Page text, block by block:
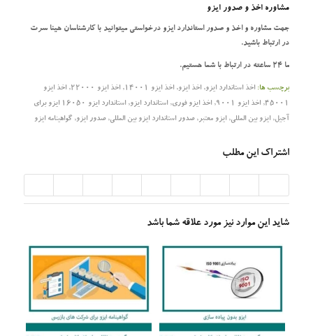
مشاوره اخذ و صدور ایزو
جهت مشاوره و اخذ و صدور استاندارد ایزو درخواستی میتوانید با کارشناسان هینا سرت
در ارتباط باشید.
ما 24 ساعته در ارتباط با شما هستیم.
برچسب ها: اخذ استاندارد ایزو, اخذ ایزو, اخذ ایزو 14001 , اخذ ایزو 22000 , اخذ ایزو
45001
, اخذ ایزو 9001 , اخذ ایزو فوری, استاندارد ایزو,
استاندارد ایزو 16050 ایزو برای
آجیل, ایزو بین المللی, ایزو معتبر,صدور استاندارد ایزو بین المللی,صدور ایزو, گواهینامه ایزو
اشتراک این مطلب
شاید این موارد نیز مورد علاقه شما باشد